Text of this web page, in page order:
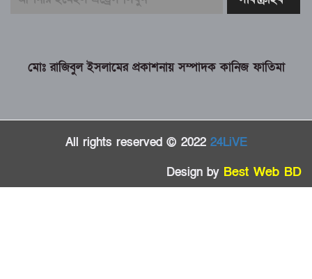
মোঃ রাজিবুল ইসলামের প্রকাশনায় সম্পাদক কানিজ ফাতিমা
All rights reserved © 2022 24LiVE
Design by Best Web BD